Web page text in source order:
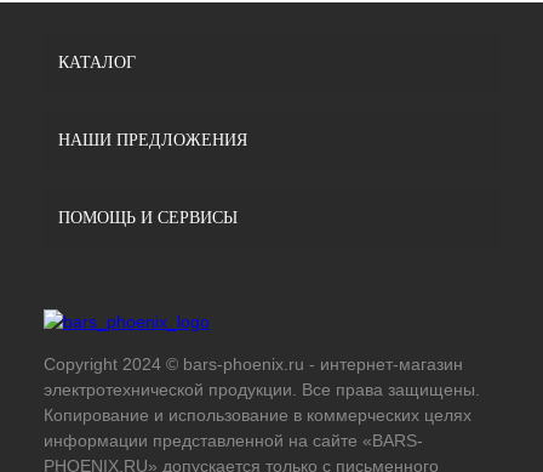
КАТАЛОГ
НАШИ ПРЕДЛОЖЕНИЯ
ПОМОЩЬ И СЕРВИСЫ
Copyright 2024 © bars-phoenix.ru - интернет-магазин
электротехнической продукции. Все права защищены.
Копирование и использование в коммерческих целях
информации представленной на сайте «BARS-
PHOENIX.RU» допускается только с письменного